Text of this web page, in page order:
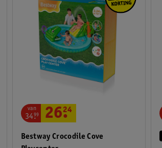
Bestway Crocodile Cove
van
34.
99 26.
24